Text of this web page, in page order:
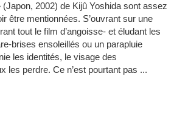
2002) de Kijû Yoshida sont assez
être mentionnées. S’ouvrant sur une
tout le film d’angoisse- et éludant les
brises ensoleillés ou un parapluie
les identités, le visage des
les perdre. Ce n’est pourtant pas ...